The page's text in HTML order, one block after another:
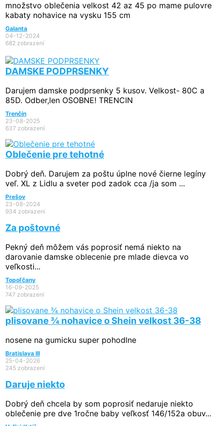
množstvo oblečenia velkost 42 az 45 po mame pulovre
kabaty nohavice na vysku 155 cm
Galanta
04-12-2024
682 zobrazení
DAMSKE PODPRSENKY
Darujem damske podprsenky 5 kusov. Velkost- 80C a
85D. Odber,len OSOBNE! TRENCIN
Trenčín
23-08-2025
637 zobrazení
Oblečenie pre tehotné
Dobrý deň. Darujem za poštu úplne nové čierne legíny
veľ. XL z Lidlu a sveter pod zadok cca /ja som ...
Prešov
23-08-2024
934 zobrazení
Za poštovné
Pekný deň môžem vás poprosiť nemá niekto na
darovanie damske oblecenie pre mlade dievca vo
veľkosti...
Topoľčany
16-09-2025
747 zobrazení
plisovane ¾ nohavice o Shein velkost 36-38
nosene na gumicku super pohodlne
Bratislava III
25-04-2026
245 zobrazení
Daruje niekto
Dobrý deň chcela by som poprosiť nedaruje niekto
oblečenie pre dve 1ročne baby veľkosť 146/152a obuv...